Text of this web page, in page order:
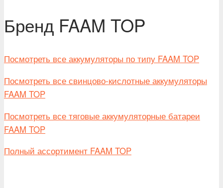
Бренд FAAM TOP
Посмотреть все аккумуляторы по типу FAAM TOP
Посмотреть все свинцово-кислотные аккумуляторы
FAAM TOP
Посмотреть все тяговые аккумуляторные батареи
FAAM TOP
Полный ассортимент FAAM TOP